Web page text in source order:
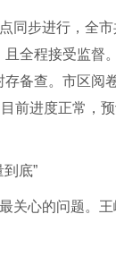
同步进行，全
全程接受监督
备查。市区阅
前进度正常，
到底”
关心的问题。